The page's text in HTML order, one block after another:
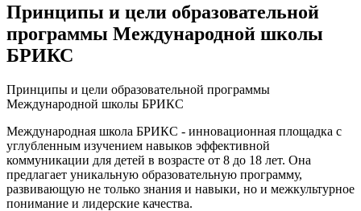
Принципы и цели образовательной
программы Международной школы
БРИКС
Принципы и цели образовательной программы
Международной школы БРИКС
Международная школа БРИКС - инновационная площадка с
углубленным изучением навыков эффективной
коммуникации для детей в возрасте от 8 до 18 лет. Она
предлагает уникальную образовательную программу,
развивающую не только знания и навыки, но и межкультурное
понимание и лидерские качества.